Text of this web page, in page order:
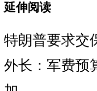
延伸阅读
特朗普要求交
外长：军费预